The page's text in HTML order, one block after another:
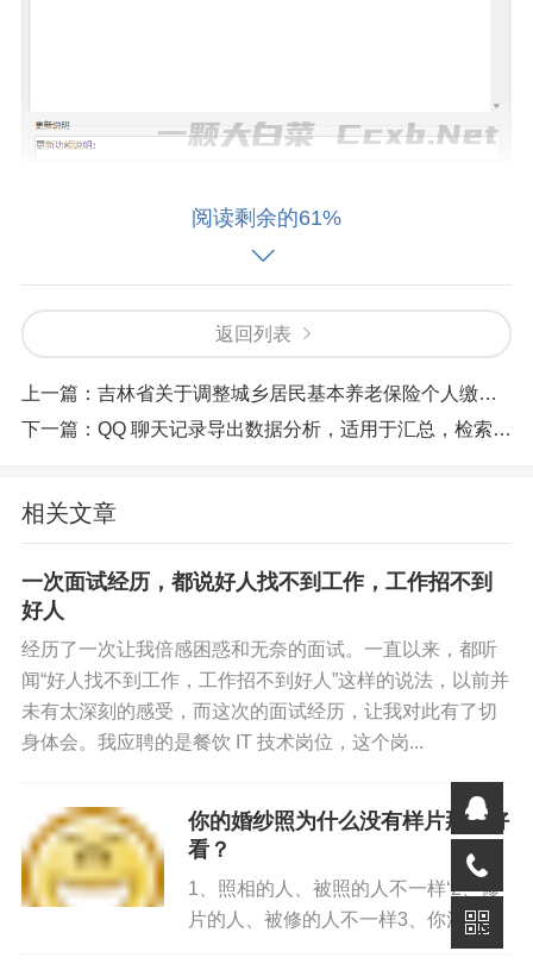
凡是已经更新 还提示更新，桌面需重建快捷方式 ，税务社
原快捷方式不删除每次启动会提示 有更新。不更新不影响
使用。
阅读剩余的61%
返回列表
上一篇： 吉林省关于调整城乡居民基本养老保险个人缴费标准的通知
下一篇： QQ 聊天记录导出数据分析，适用于汇总，检索、统计。
相关文章
一次面试经历，都说好人找不到工作，工作招不到
好人
经历了一次让我倍感困惑和无奈的面试。一直以来，都听
闻“好人找不到工作，工作招不到好人”这样的说法，以前并
未有太深刻的感受，而这次的面试经历，让我对此有了切
身体会。我应聘的是餐饮 IT 技术岗位，这个岗...
你的婚纱照为什么没有样片那么好
看？
1、照相的人、被照的人不一样‘2、修
片的人、被修的人不一样3、你消费的
价位，找不到给样片照相的人。4、你